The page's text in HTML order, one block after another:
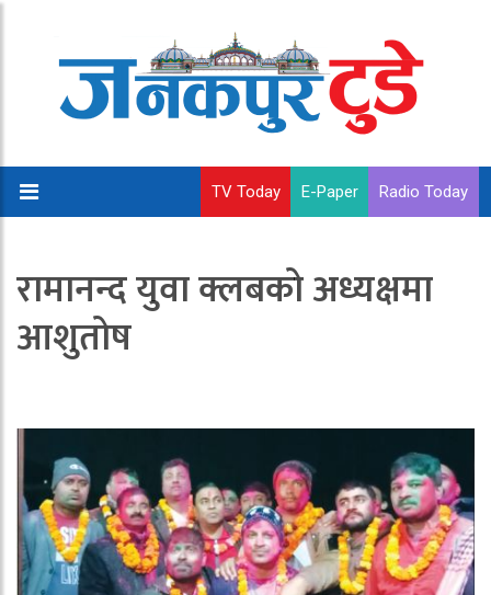
TV Today E-Paper Radio Today
रामानन्द युवा क्लबको अध्यक्षमा
आशुतोष